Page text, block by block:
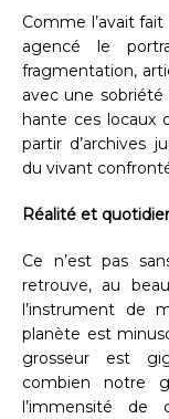
Comme l’avait
agencé le
fragmentation,
avec une
hante ces locaux
partir d’archives
du vivant
Réalité et
Ce n’est pas
retrouve, au
l’instrument de
planète est
grosseur est
combien notre
l’immensité de